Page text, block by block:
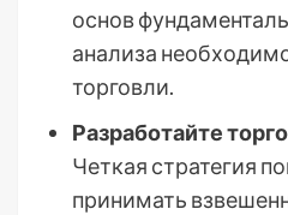
основ
анализа
торговли.
Разработайте
Четкая стратегия
принимать